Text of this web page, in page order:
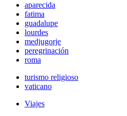
aparecida
fatima
guadalupe
lourdes
medjugorje
peregrinación
roma
turismo religioso
vaticano
Viajes